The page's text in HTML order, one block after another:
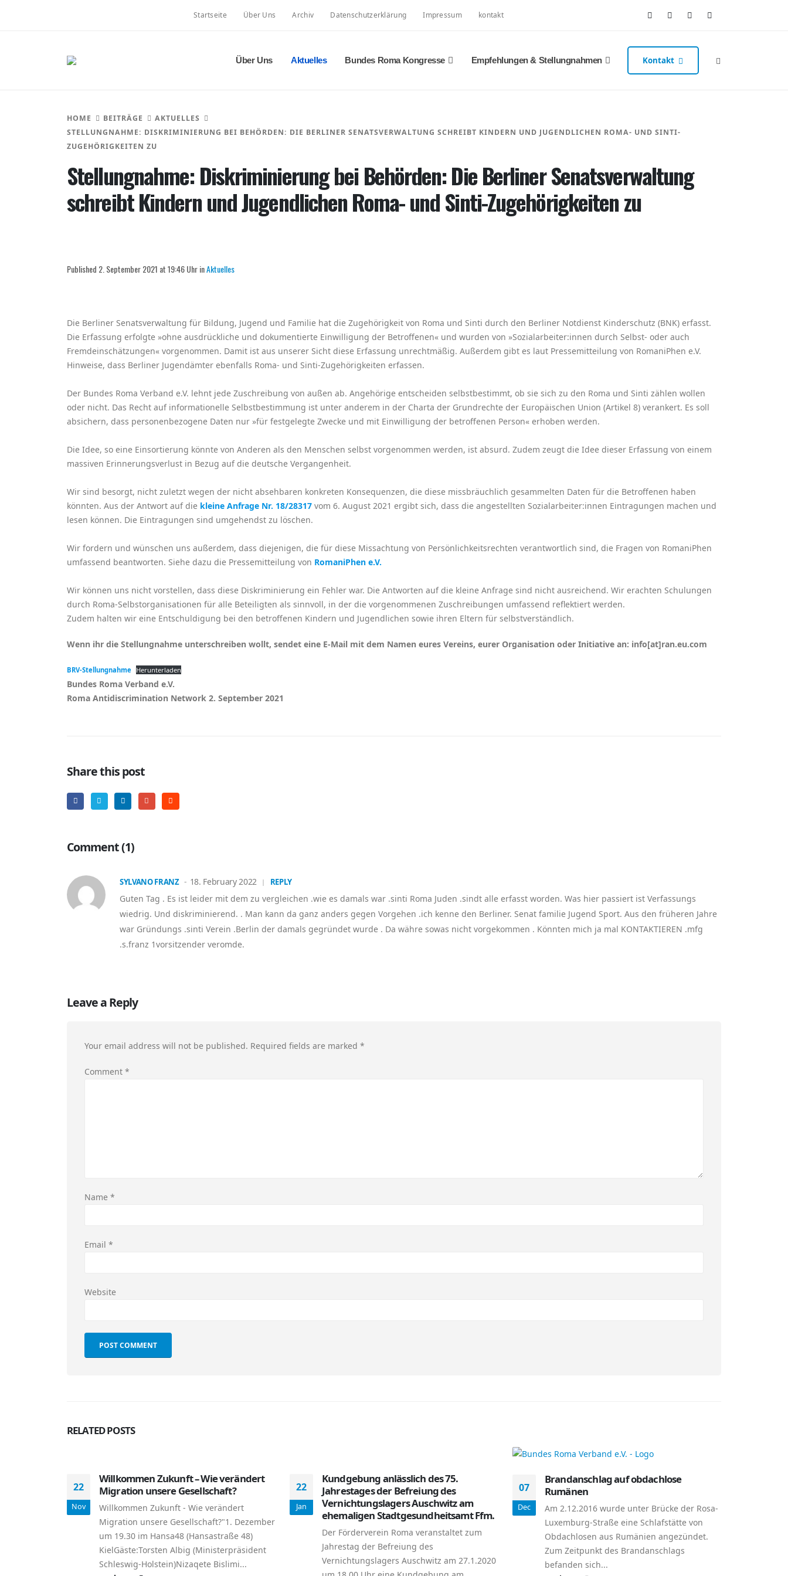
Startseite Über Uns Archiv Datenschutzerklärung Impressum kontakt
Über Uns Aktuelles Bundes Roma Kongresse Empfehlungen & Stellungnahmen Kontakt
HOME BEITRÄGE
AKTUELLES
STELLUNGNAHME: DISKRIMINIERUNG BEI BEHÖRDEN: DIE BERLINER SENATSVERWALTUNG SCHREIBT KINDERN UND JUGENDLICHEN ROMA- UND SINTI-
ZUGEHÖRIGKEITEN ZU
Stellungnahme: Diskriminierung bei Behörden: Die Berliner Senatsverwaltung
schreibt Kindern und Jugendlichen Roma- und Sinti-Zugehörigkeiten zu
Published 2. September 2021 at 19:46 Uhr inAktuelles
Die Berliner Senatsverwaltung für Bildung, Jugend und Familie hat die Zugehörigkeit von Roma und Sinti durch den Berliner Notdienst Kinderschutz (BNK) erfasst.
Die Erfassung erfolgte »ohne ausdrückliche und dokumentierte Einwilligung der Betroffenen« und wurden von »Sozialarbeiter:innen durch Selbst- oder auch
Fremdeinschätzungen« vorgenommen. Damit ist aus unserer Sicht diese Erfassung unrechtmäßig. Außerdem gibt es laut Pressemitteilung von RomaniPhen e.V.
Hinweise, dass Berliner Jugendämter ebenfalls Roma- und Sinti-Zugehörigkeiten erfassen.
Der Bundes Roma Verband e.V. lehnt jede Zuschreibung von außen ab. Angehörige entscheiden selbstbestimmt, ob sie sich zu den Roma und Sinti zählen wollen
oder nicht. Das Recht auf informationelle Selbstbestimmung ist unter anderem in der Charta der Grundrechte der Europäischen Union (Artikel 8) verankert. Es soll
absichern, dass personenbezogene Daten nur »für festgelegte Zwecke und mit Einwilligung der betroffenen Person« erhoben werden.
Die Idee, so eine Einsortierung könnte von Anderen als den Menschen selbst vorgenommen werden, ist absurd. Zudem zeugt die Idee dieser Erfassung von einem
massiven Erinnerungsverlust in Bezug auf die deutsche Vergangenheit.
Wir sind besorgt, nicht zuletzt wegen der nicht absehbaren konkreten Konsequenzen, die diese missbräuchlich gesammelten Daten für die Betroffenen haben
könnten. Aus der Antwort auf die kleine Anfrage Nr. 18/28317 vom 6. August 2021 ergibt sich, dass die angestellten Sozialarbeiter:innen Eintragungen machen und
lesen können. Die Eintragungen sind umgehendst zu löschen.
Wir fordern und wünschen uns außerdem, dass diejenigen, die für diese Missachtung von Persönlichkeitsrechten verantwortlich sind, die Fragen von RomaniPhen
umfassend beantworten. Siehe dazu die Pressemitteilung von RomaniPhen e.V.
Wir können uns nicht vorstellen, dass diese Diskriminierung ein Fehler war. Die Antworten auf die kleine Anfrage sind nicht ausreichend. Wir erachten Schulungen
durch Roma-Selbstorganisationen für alle Beteiligten als sinnvoll, in der die vorgenommenen Zuschreibungen umfassend reflektiert werden.
Zudem halten wir eine Entschuldigung bei den betroffenen Kindern und Jugendlichen sowie ihren Eltern für selbstverständlich.
Wenn ihr die Stellungnahme unterschreiben wollt, sendet eine E-Mail mit dem Namen eures Vereins, eurer Organisation oder Initiative an: info[at]ran.eu.com
BRV-Stellungnahme Herunterladen
Bundes Roma Verband e.V.
Roma Antidiscrimination Network 2. September 2021
Share this post
Comment (1)
SYLVANO FRANZ 18. February 2022 REPLY
Guten Tag . Es ist leider mit dem zu vergleichen .wie es damals war .sinti Roma Juden .sindt alle erfasst worden. Was hier passiert ist Verfassungs
wiedrig. Und diskriminierend. . Man kann da ganz anders gegen Vorgehen .ich kenne den Berliner. Senat familie Jugend Sport. Aus den früheren Jahre
war Gründungs .sinti Verein .Berlin der damals gegründet wurde . Da währe sowas nicht vorgekommen . Könnten mich ja mal KONTAKTIEREN .mfg
.s.franz 1vorsitzender veromde.
Leave a Reply
Your email address will not be published. Required fields are marked *
Comment *
Name *
Email *
Website
RELATEDPOSTS
22
Nov
Willkommen Zukunft – Wie verändert
Migration unsere Gesellschaft?
Willkommen Zukunft - Wie verändert
Migration unsere Gesellschaft?"1. Dezember
um 19.30 im Hansa48 (Hansastraße 48)
KielGäste:Torsten Albig (Ministerpräsident
Schleswig-Holstein)Nizaqete Bislimi...
22
Jan
Kundgebung anlässlich des 75.
Jahrestages der Befreiung des
Vernichtungslagers Auschwitz am
ehemaligen Stadtgesundheitsamt Ffm.
Der Förderverein Roma veranstaltet zum
Jahrestag der Befreiung des
Vernichtungslagers Auschwitz am 27.1.2020
07
Dec
Brandanschlag auf obdachlose
Rumänen
Am 2.12.2016 wurde unter Brücke der Rosa-
Luxemburg-Straße eine Schlafstätte von
Obdachlosen aus Rumänien angezündet.
Zum Zeitpunkt des Brandanschlags
befanden sich...